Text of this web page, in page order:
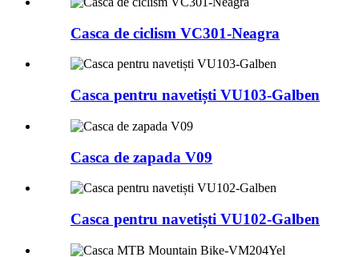
Casca de ciclism VC301-Neagra
Casca pentru navetiști VU103-Galben
Casca de zapada V09
Casca pentru navetiști VU102-Galben